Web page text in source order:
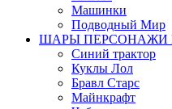
Машинки
Подводный Мир
ШАРЫ ПЕРСОНАЖИ
Синий трактор
Куклы Лол
Бравл Старс
Майнкрафт